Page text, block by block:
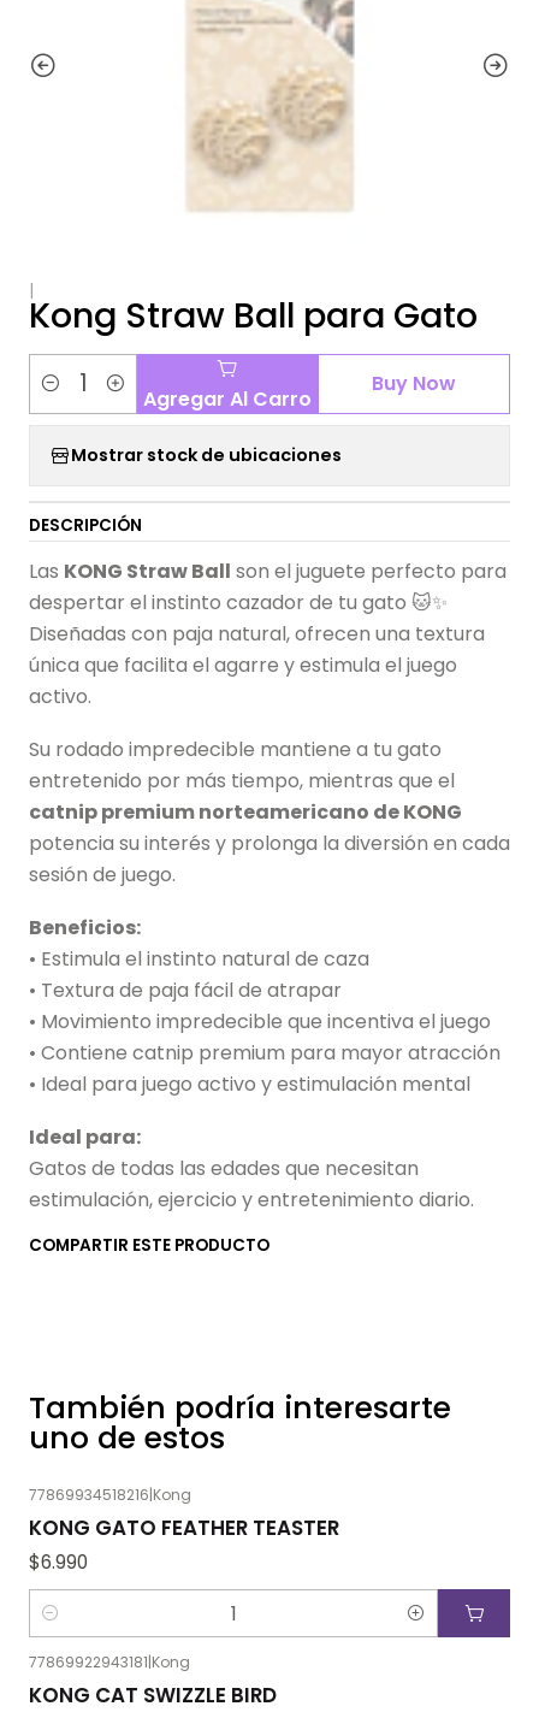
|
Kong Straw Ball para Gato
Cantidad Agregar Al Carro
Buy Now
Mostrar stock de ubicaciones
DESCRIPCIÓN
Las KONG Straw Ball son el juguete perfecto para
despertar el instinto cazador de tu gato 🐱✨
Diseñadas con paja natural, ofrecen una textura
única que facilita el agarre y estimula el juego
activo.
Su rodado impredecible mantiene a tu gato
entretenido por más tiempo, mientras que el
catnip premium norteamericano de KONG
potencia su interés y prolonga la diversión en cada
sesión de juego.
Beneficios:
• Estimula el instinto natural de caza
• Textura de paja fácil de atrapar
• Movimiento impredecible que incentiva el juego
• Contiene catnip premium para mayor atracción
• Ideal para juego activo y estimulación mental
Ideal para:
Gatos de todas las edades que necesitan
estimulación, ejercicio y entretenimiento diario.
COMPARTIR ESTE PRODUCTO
También podría interesarte
uno de estos
77869934518216|Kong
KONG GATO FEATHER TEASTER
$6.990
Cantidad
77869922943181|Kong
KONG CAT SWIZZLE BIRD